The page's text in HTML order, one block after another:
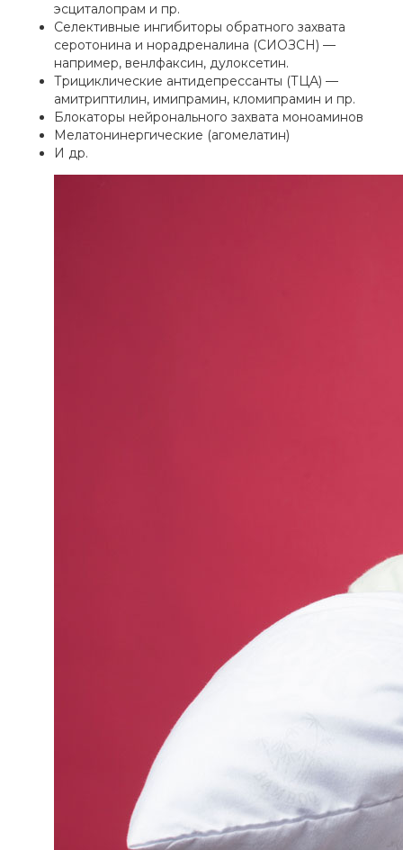
эсциталопрам и пр.
Селективные ингибиторы обратного захвата
серотонина и норадреналина (СИОЗСН) —
например, венлфаксин, дулоксетин.
Трициклические антидепрессанты (ТЦА) —
амитриптилин, имипрамин, кломипрамин и пр.
Блокаторы нейронального захвата моноаминов
Мелатонинергические (агомелатин)
И др.